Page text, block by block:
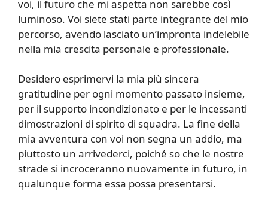
voi, il futuro che mi aspetta non sarebbe così
luminoso. Voi siete stati parte integrante del mio
percorso, avendo lasciato un’impronta indelebile
nella mia crescita personale e professionale.
Desidero esprimervi la mia più sincera
gratitudine per ogni momento passato insieme,
per il supporto incondizionato e per le incessanti
dimostrazioni di spirito di squadra. La fine della
mia avventura con voi non segna un addio, ma
piuttosto un arrivederci, poiché so che le nostre
strade si incroceranno nuovamente in futuro, in
qualunque forma essa possa presentarsi.